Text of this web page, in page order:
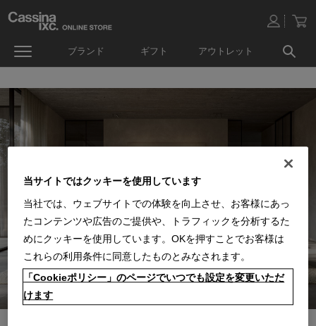
ブランド ギフト アウトレット
当サイトではクッキーを使用しています
当社では、ウェブサイトでの体験を向上させ、お客様にあっ
たコンテンツや広告のご提供や、トラフィックを分析するた
めにクッキーを使用しています。OKを押すことでお客様は
これらの利用条件に同意したものとみなされます。
「Cookieポリシー」のページでいつでも設定を変更いただ
けます